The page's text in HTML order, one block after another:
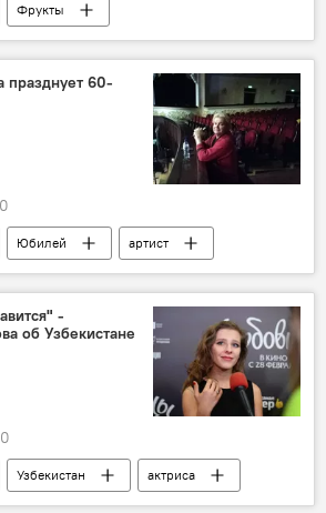
Фрукты
врач
60-
Юбилей
артист
-
об Узбекистане
Узбекистан
актриса